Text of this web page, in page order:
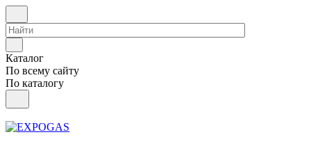
Каталог
По всему сайту
По каталогу